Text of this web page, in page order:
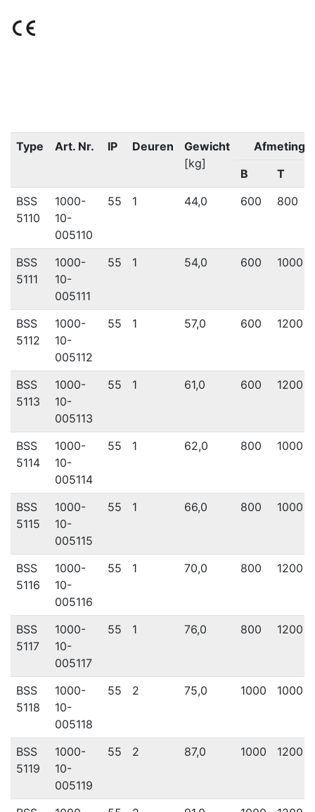
Type Art. Nr. IP Deuren
Gewicht
[kg]
B
T
BSS
5110
1000-
10-
005110
55 1 44,0 600 800
BSS
5111
1000-
10-
005111
55 1 54,0 600 1000
BSS
5112
1000-
10-
005112
55 1 57,0 600 1200
BSS
5113
1000-
10-
005113
55 1 61,0 600 1200
BSS
5114
1000-
10-
005114
55 1 62,0 800 1000
BSS
5115
1000-
10-
005115
55 1 66,0 800 1000
BSS
5116
1000-
10-
005116
55 1 70,0 800 1200
BSS
5117
1000-
10-
005117
55 1 76,0 800 1200
BSS
5118
1000-
10-
005118
55 2 75,0 1000 1000
BSS
5119
1000-
10-
005119
55 2 87,0 1000 1200